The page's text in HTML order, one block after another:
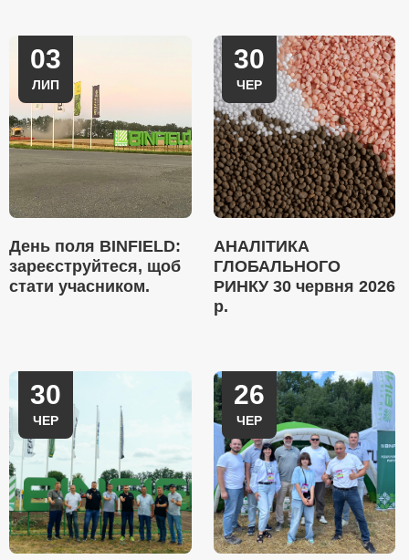
03
ЛИП
День поля BINFIELD:
зареєструйтеся, щоб
стати учасником.
30
ЧЕР
АНАЛІТИКА
ГЛОБАЛЬНОГО
РИНКУ 30 червня 2026
р.
30
ЧЕР
26
ЧЕР